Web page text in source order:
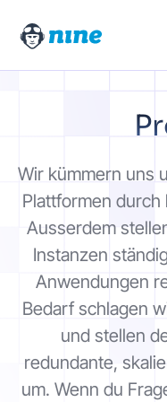
Produkte
Blog
Case Studies
Über uns
Preisrechner
Wir kümmern uns
Plattformen
Ausserdem
Instanzen
Anwendungen
Bedarf schlagen
und stellen
redundante,
um. Wenn du